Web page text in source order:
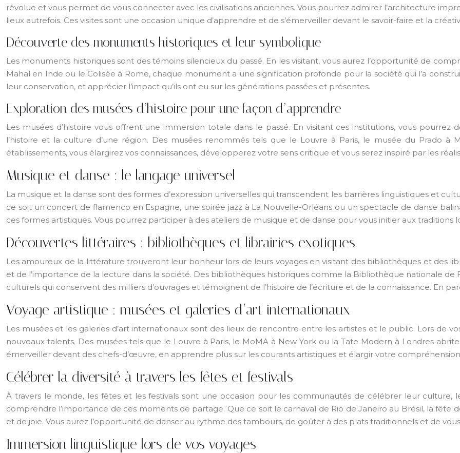
révolue et vous permet de vous connecter avec les civilisations anciennes. Vous pourrez admirer l’architecture
lieux autrefois. Ces visites sont une occasion unique d’apprendre et de s’émerveiller devant le savoir-faire et la
Découverte des monuments historiques et leur symbolique
Les monuments historiques sont des témoins silencieux du passé. En les visitant, vous aurez l’opportunité de
Mahal en Inde ou le Colisée à Rome, chaque monument a une signification profonde pour la société qui l’a
leur conservation, et apprécier l’impact qu’ils ont eu sur les générations passées et présentes.
Exploration des musées d’histoire pour une façon d’apprendre
Les musées d’histoire vous offrent une immersion totale dans le passé. En visitant ces institutions, vous
l’histoire et la culture d’une région. Des musées renommés tels que le Louvre à Paris, le musée du Prado
établissements, vous élargirez vos connaissances, développerez votre sens critique et vous serez inspiré par les
Musique et danse : le langage universel
La musique et la danse sont des formes d’expression universelles qui transcendent les barrières linguistiques et
ce soit un concert de flamenco en Espagne, une soirée jazz à La Nouvelle-Orléans ou un spectacle de danse
ces formes artistiques. Vous pourrez participer à des ateliers de musique et de danse pour vous initier aux
Découvertes littéraires : bibliothèques et librairies exotiques
Les amoureux de la littérature trouveront leur bonheur lors de leurs voyages en visitant des bibliothèques et des
et de l’importance de la lecture dans la société. Des bibliothèques historiques comme la Bibliothèque nationale
culturels qui conservent des milliers d’ouvrages et témoignent de l’histoire de l’écriture et de la connaissance. En
Voyage artistique : musées et galeries d’art internationaux
Les musées et les galeries d’art internationaux sont des lieux de rencontre entre les artistes et le public. Lors
nouveaux talents. Des musées tels que le Louvre à Paris, le MoMA à New York ou la Tate Modern à Londres
émerveiller devant des chefs-d’œuvre, en apprendre plus sur les courants artistiques et élargir votre
Célébrer la diversité à travers les fêtes et festivals
À travers le monde, les fêtes et les festivals sont une occasion pour les communautés de célébrer leur
comprendre l’importance de ces moments de partage. Que ce soit le carnaval de Rio de Janeiro au Brésil, la
et de joie. Vous aurez l’opportunité de danser au rythme des tambours, de goûter à des plats traditionnels et de
Immersion linguistique lors de vos voyages